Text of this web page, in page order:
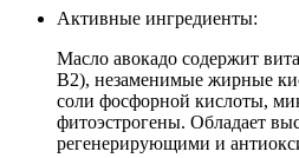
Активные ингредиенты:
Масло авокадо содержит
B2), незаменимые жирные
соли фосфорной кислоты,
фитоэстрогены. Обладает
регенерирующими и